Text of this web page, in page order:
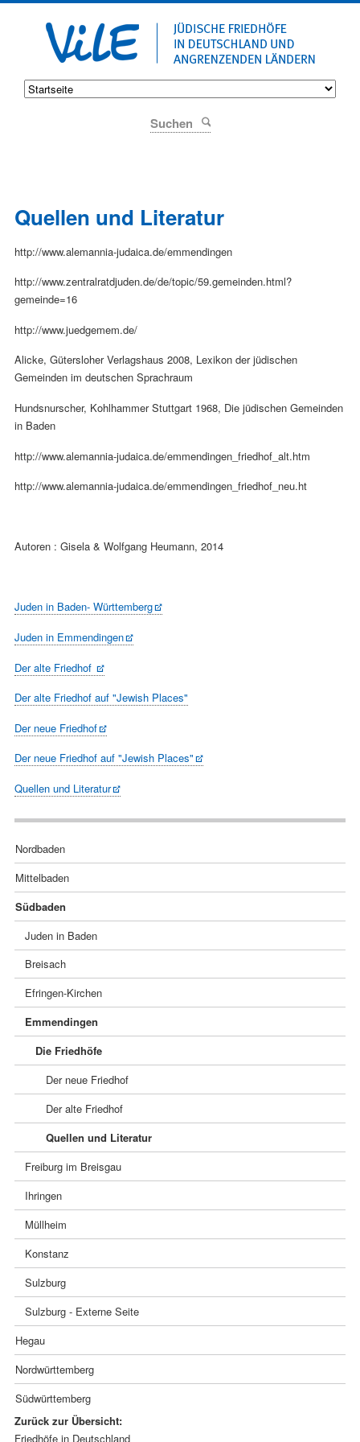
Quellen und Literatur
http://www.alemannia-judaica.de/emmendingen
http://www.zentralratdjuden.de/de/topic/59.gemeinden.html?
gemeinde=16
http://www.juedgemem.de/
Alicke, Gütersloher Verlagshaus 2008, Lexikon der jüdischen
Gemeinden im deutschen Sprachraum
Hundsnurscher, Kohlhammer Stuttgart 1968, Die jüdischen Gemeinden
in Baden
http://www.alemannia-judaica.de/emmendingen_friedhof_alt.htm
http://www.alemannia-judaica.de/emmendingen_friedhof_neu.ht
Autoren : Gisela & Wolfgang Heumann, 2014
Juden in Baden- Württemberg
Juden in Emmendingen
Der alte Friedhof
Der alte Friedhof auf "Jewish Places"
Der neue Friedhof
Der neue Friedhof auf "Jewish Places"
Quellen und Literatur
überspringen
Nordbaden
Mittelbaden
Südbaden
Juden in Baden
Breisach
Efringen-Kirchen
Emmendingen
Die Friedhöfe
Der neue Friedhof
Der alte Friedhof
Quellen und Literatur
Freiburg im Breisgau
Ihringen
Müllheim
Konstanz
Sulzburg
Sulzburg - Externe Seite
Hegau
Nordwürttemberg
Südwürttemberg
Zurück zur Übersicht:
Navigation
Friedhöfe in Deutschland